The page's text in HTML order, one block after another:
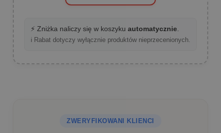
⚡ Zniżka naliczy się w koszyku automatycznie.
ℹ️ Rabat dotyczy wyłącznie produktów nieprzecenionych.
ZWERYFIKOWANI KLIENCI